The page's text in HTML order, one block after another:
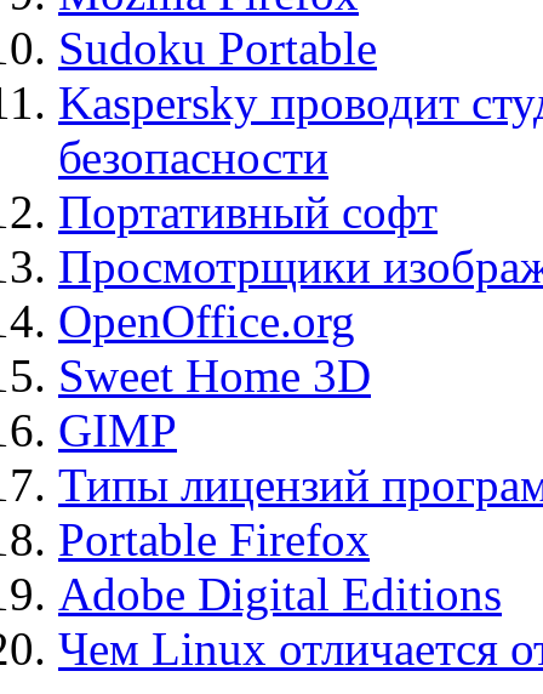
Sudoku Portable
Kaspersky проводит
безопасности
Портативный софт
Просмотрщики
OpenOffice.org
Sweet Home 3D
GIMP
Типы лицензий
Portable Firefox
Adobe Digital Editions
Чем Linux отличается